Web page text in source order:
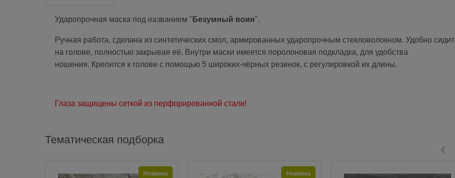
Ударопрочная маска под названием " Безумный воин".
Ручная работа, сделана из синтетических смол, армированных ударопрочным стекловолокном. Удобно сидит
на голове, полностью закрывая её. Внутри маски имеется поролоновая подкладка, для удобства
ношения. Крепится к голове с помощью 5 широких-чёрных резинок, с регулировкой их длины.
Глаза защищены сеткой из перфорированной стали!
Тематическая подборка
Новинка Новинка